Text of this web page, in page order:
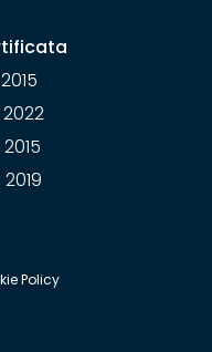
2022
2019
Policy